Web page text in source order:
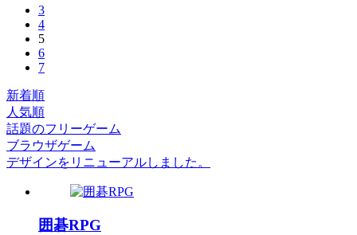
3
4
5
6
7
新着順
人気順
話題のフリーゲーム
ブラウザゲーム
デザインをリニューアルしました。
囲碁RPG